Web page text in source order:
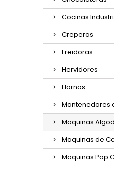
Cocinas
Creperas
Freidoras
Hervidores
Hornos
Mantenedores
Maquinas
Maquinas de
Maquinas Pop